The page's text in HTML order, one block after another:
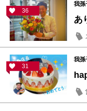
36
我孫
あ
31
我孫